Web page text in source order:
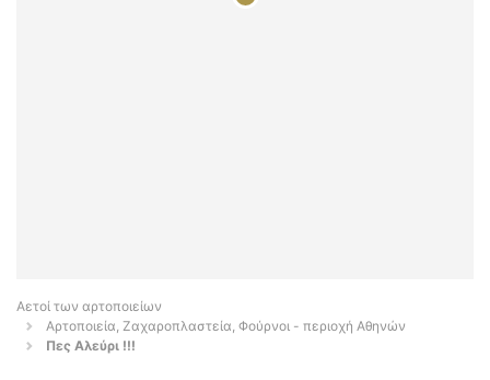
Αετοί των αρτοποιείων
Αρτοποιεία, Ζαχαροπλαστεία, Φούρνοι - περιοχή Αθηνών
Πες Αλεύρι !!!